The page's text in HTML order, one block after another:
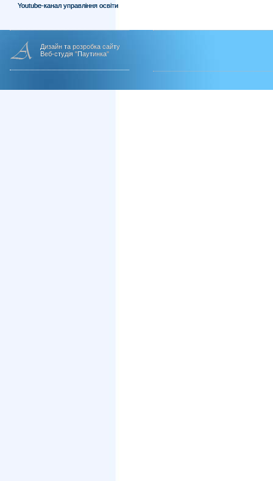
Youtube-канал управління освіти
Дизайн та розробка сайту
Веб-студія "Паутинка"